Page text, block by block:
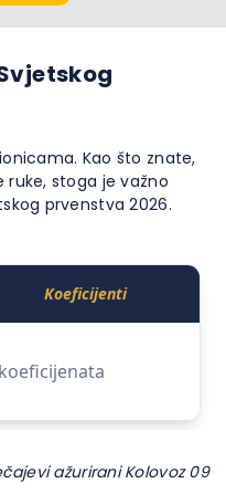
Kao što znate,
stoga je važno
prvenstva 2026.
ažurirani Kolovoz 09